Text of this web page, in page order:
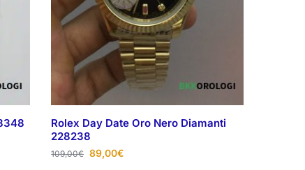
Rolex Day Date Oro Nero Diamanti
228238
109,00€ 89,00€